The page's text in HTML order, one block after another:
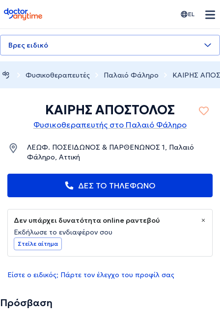
doctoranytime EL
Βρες ειδικό
Φυσικοθεραπευτές Παλαιό Φάληρο ΚΑΙΡΗΣ
ΚΑΙΡΗΣ ΑΠΟΣΤΟΛΟΣ
Φυσικοθεραπευτής στο Παλαιό Φάληρο
ΛΕΩΦ. ΠΟΣΕΙΔΩΝΟΣ & ΠΑΡΘΕΝΩΝΟΣ 1, Παλαιό
Φάληρο, Αττική
ΔΕΣ ΤΟ ΤΗΛΕΦΩΝΟ
Δεν υπάρχει δυνατότητα online ραντεβού
Εκδήλωσε το ενδιαφέρον σου
Στείλε αίτημα
Είστε ο ειδικός; Πάρτε τον έλεγχο του προφίλ σας
Πρόσβαση